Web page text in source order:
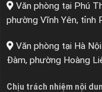
Văn phòng tại Phú
phường Vĩnh Yên, tỉnh
Văn phòng tại Hà
Đàm, phường Hoàng
Chịu trách nhiệm nội